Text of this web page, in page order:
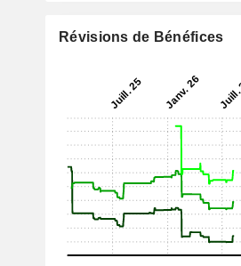
Révisions de Bénéfices